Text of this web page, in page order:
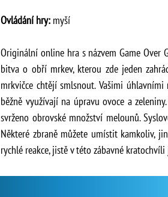
Ovládání hry: myší
Originální online hra s názvem Game Over
bitva o obří mrkev, kterou zde jeden
mrkvičce chtějí smlsnout. Vašimi
běžně využívají na úpravu ovoce a
svrženo obrovské množství melounů.
Některé zbraně můžete umístit kamkoliv,
rychlé reakce, jistě v této zábavné